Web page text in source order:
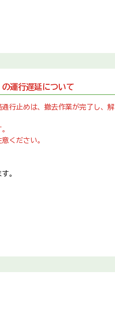
運行遅延について
行止めは、撤去作業が完了し、解
ください。
。